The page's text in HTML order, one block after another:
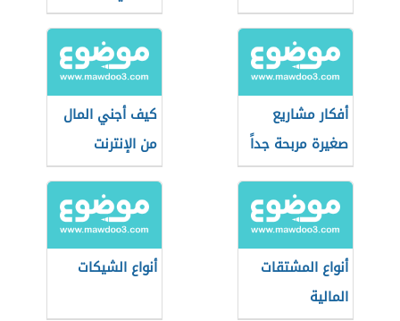
أفكار مشاريع
صغيرة مربحة جداً
وغير مكلفة
كيف أجني المال
من الإنترنت
أنواع المشتقات
المالية
أنواع الشيكات